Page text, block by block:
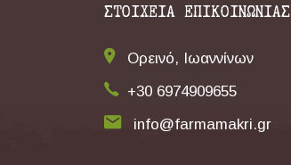
ΣΤΟΙΧΕΙΑ ΕΠΙΚΟΙΝΩΝΙΑΣ
Ορεινό, Ιωαννίνων
+30 6974909655
info@farmamakri.gr